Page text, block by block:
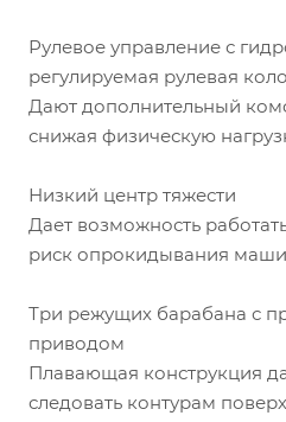
Рулевое управление с
регулируемая рулевая
Дают дополнительный
снижая физическую
Низкий центр тяжести
Дает возможность
риск опрокидывания
Три режущих барабана с
приводом
Плавающая конструкция
следовать контурам